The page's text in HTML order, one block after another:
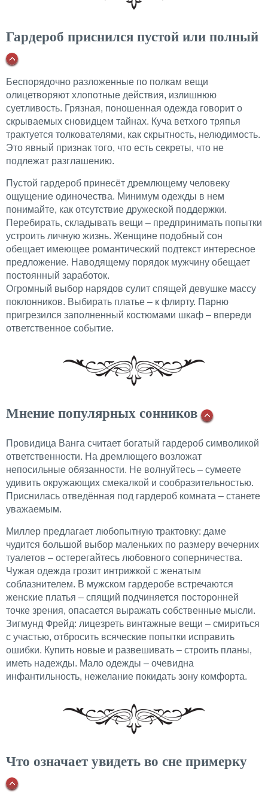
Гардероб приснился пустой или полный
Беспорядочно разложенные по полкам вещи
олицетворяют хлопотные действия, излишнюю
суетливость. Грязная, поношенная одежда говорит о
скрываемых сновидцем тайнах. Куча ветхого тряпья
трактуется толкователями, как скрытность, нелюдимость.
Это явный признак того, что есть секреты, что не
подлежат разглашению.
Пустой гардероб принесёт дремлющему человеку
ощущение одиночества. Минимум одежды в нем
понимайте, как отсутствие дружеской поддержки.
Перебирать, складывать вещи – предпринимать попытки
устроить личную жизнь. Женщине подобный сон
обещает имеющее романтический подтекст интересное
предложение. Наводящему порядок мужчину обещает
постоянный заработок.
Огромный выбор нарядов сулит спящей девушке массу
поклонников. Выбирать платье – к флирту. Парню
пригрезился заполненный костюмами шкаф – впереди
ответственное событие.
Мнение популярных сонников
Провидица Ванга считает богатый гардероб символикой
ответственности. На дремлющего возложат
непосильные обязанности. Не волнуйтесь – сумеете
удивить окружающих смекалкой и сообразительностью.
Приснилась отведённая под гардероб комната – станете
уважаемым.
Миллер предлагает любопытную трактовку: даме
чудится большой выбор маленьких по размеру вечерних
туалетов – остерегайтесь любовного соперничества.
Чужая одежда грозит интрижкой с женатым
соблазнителем. В мужском гардеробе встречаются
женские платья – спящий подчиняется посторонней
точке зрения, опасается выражать собственные мысли.
Зигмунд Фрейд: лицезреть винтажные вещи – смириться
с участью, отбросить всяческие попытки исправить
ошибки. Купить новые и развешивать – строить планы,
иметь надежды. Мало одежды – очевидна
инфантильность, нежелание покидать зону комфорта.
Что означает увидеть во сне примерку